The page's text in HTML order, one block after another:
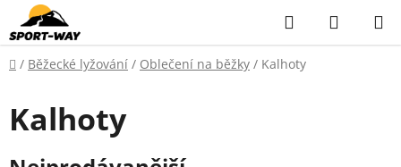
Přejít
na
obsah
Hledat
KOŠÍK
Domů
/ Běžecké lyžování / Oblečení na běžky / Kalhoty
Kalhoty